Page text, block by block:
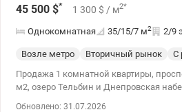
45 500 $* 1 300 $ / м2*
Однокомнатная 35/15/7 м2 2/9
Возле метро Вторичный рынок С
Продажа 1 комнатной квартиры,
м2, озеро Тельбин и Днепровская
Обновлено: 31.07.2026